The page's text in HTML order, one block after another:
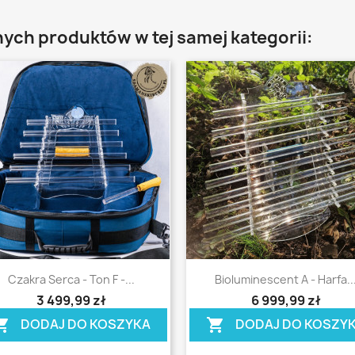
produktów w tej samej kategorii:
Szybki podgląd
Czakra Serca - Ton F -...
3 499,99 zł
DODAJ DO KOSZYKA
Szybki podgląd
Bioluminescent A - Harfa...
6 999,99 zł
shopping_cart DODAJ DO